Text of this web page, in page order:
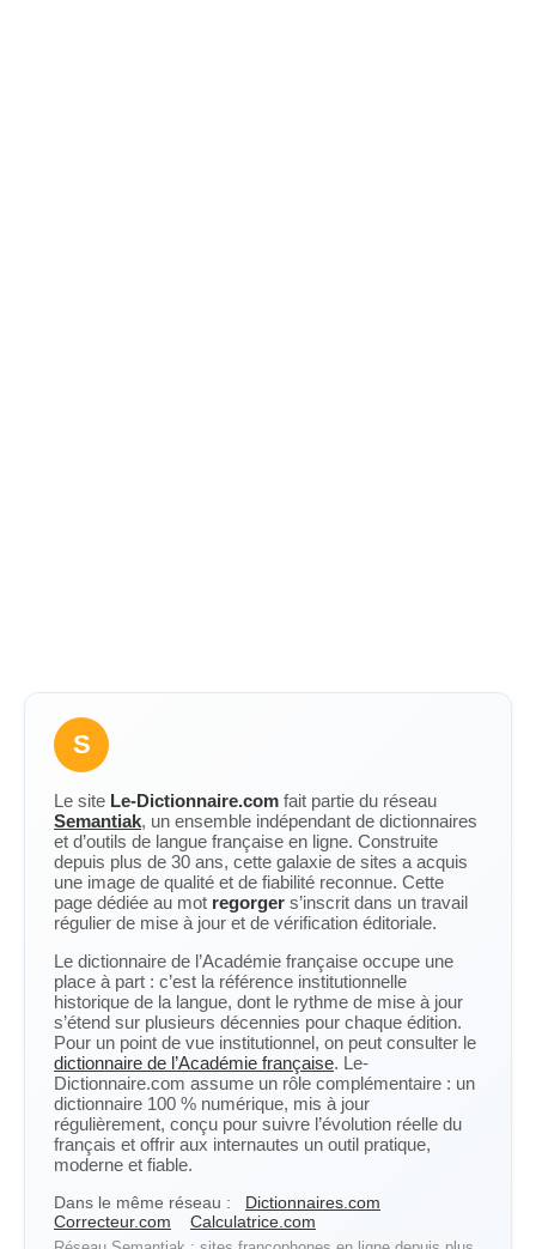
S
Le site Le-Dictionnaire.com fait partie du réseau
Semantiak, un ensemble indépendant de dictionnaires
et d’outils de langue française en ligne. Construite
depuis plus de 30 ans, cette galaxie de sites a acquis
une image de qualité et de fiabilité reconnue. Cette
page dédiée au mot regorger s’inscrit dans un travail
régulier de mise à jour et de vérification éditoriale.
Le dictionnaire de l’Académie française occupe une
place à part : c’est la référence institutionnelle
historique de la langue, dont le rythme de mise à jour
s’étend sur plusieurs décennies pour chaque édition.
Pour un point de vue institutionnel, on peut consulter le
dictionnaire de l’Académie française. Le-
Dictionnaire.com assume un rôle complémentaire : un
dictionnaire 100 % numérique, mis à jour
régulièrement, conçu pour suivre l’évolution réelle du
français et offrir aux internautes un outil pratique,
moderne et fiable.
Dans le même réseau :
Dictionnaires.com
Correcteur.com
Calculatrice.com